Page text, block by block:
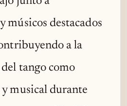
músicos destacados
a la
tango como
musical durante